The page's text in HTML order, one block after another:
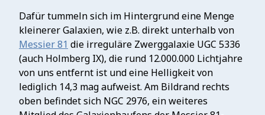
Dafür tummeln sich im Hintergrund eine Menge
kleinerer Galaxien, wie z.B. direkt unterhalb von
Messier 81 die irreguläre Zwerggalaxie UGC 5336
(auch Holmberg IX), die rund 12.000.000 Lichtjahre
von uns entfernt ist und eine Helligkeit von
lediglich 14,3 mag aufweist. Am Bildrand rechts
oben befindet sich NGC 2976, ein weiteres